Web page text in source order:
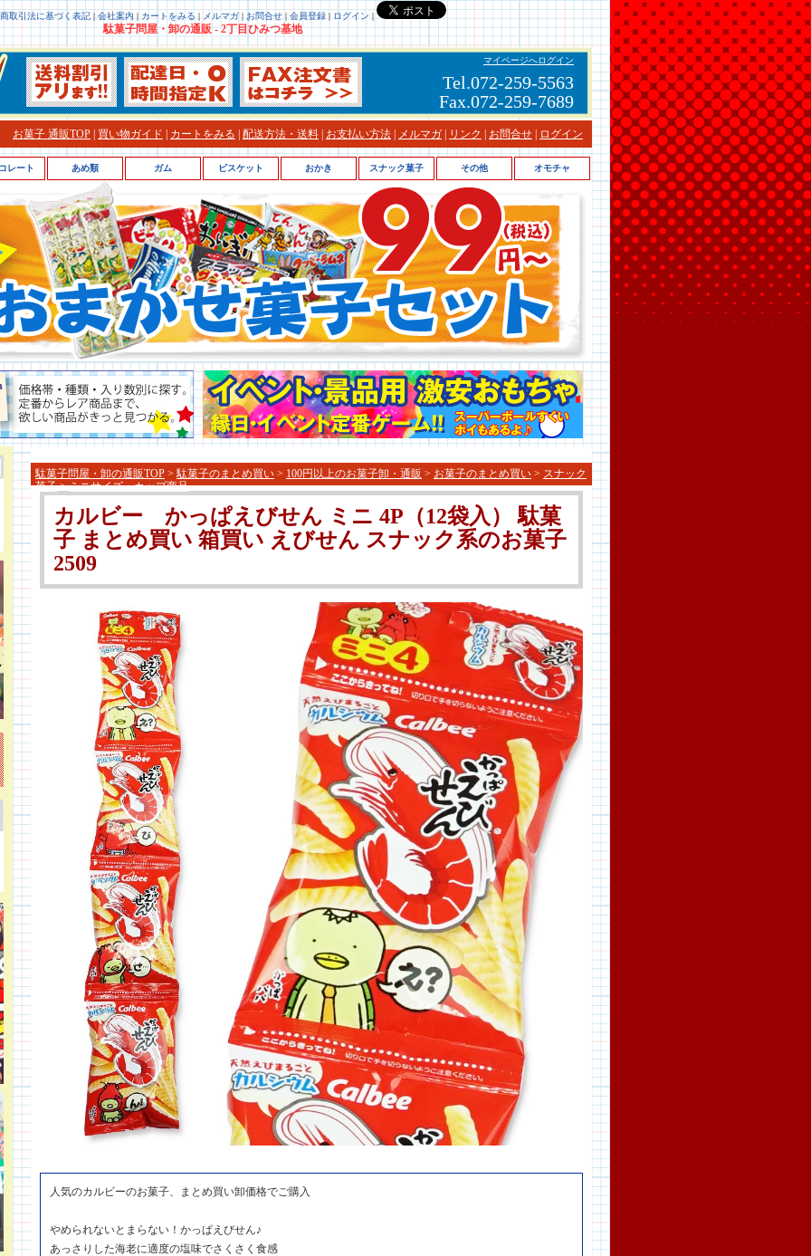
取引法に基づく表記 | 会社案内 | カートをみる | メルマガ| お問合せ| 会員登録| ログイン |
駄菓子問屋・卸の通販 - 2丁目ひみつ基地
マイページへログイン
Tel.072-259-5563
Fax.072-259-7689
お菓子 通販TOP 買い物ガイド カートをみる 配送方法・送料 お支払い方法 メルマガ リンク お問合せ ログイン
駄菓子問屋・卸の通販TOP >駄菓子のまとめ買い > 100円以上のお菓子卸・通販 > お菓子のまとめ買い > スナック
菓子>ミニサイズ・カップ商品
カルビー かっぱえびせん ミニ 4P（12袋入） 駄菓
子 まとめ買い 箱買い えびせん スナック系のお菓子
2509
人気のカルビーのお菓子、まとめ買い卸価格でご購入
やめられないとまらない！かっぱえびせん♪
あっさりした海老に適度の塩味でさくさく食感